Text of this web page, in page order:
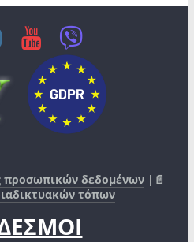
προσωπικών δεδομένων |📄
τόπων